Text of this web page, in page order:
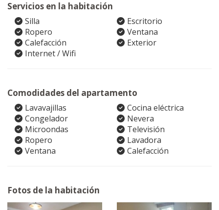
Servicios en la habitación
Silla
Escritorio
Ropero
Ventana
Calefacción
Exterior
Internet / Wifi
Comodidades del apartamento
Lavavajillas
Cocina eléctrica
Congelador
Nevera
Microondas
Televisión
Ropero
Lavadora
Ventana
Calefacción
Fotos de la habitación